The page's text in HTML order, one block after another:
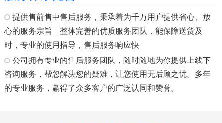
提供售前售中售后服务，秉承着为千万用户提供省心、放
心的服务宗旨，整体完善的优质服务团队，能保障送货及
时，专业的使用指导，售后服务响应快
公司拥有专业的售后服务团队，随时随地为你提供上线下
咨询服务，帮您解决您的疑难，让您使用无后顾之忧。多年
的专业服务，赢得了众多客户的广泛认同和赞誉。